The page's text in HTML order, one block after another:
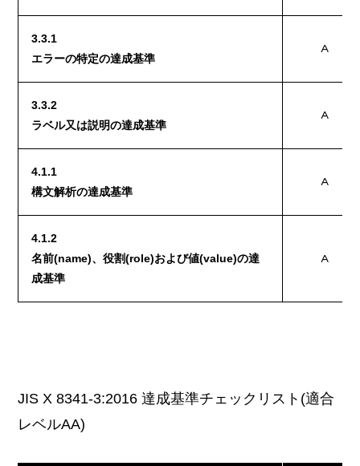
3.3.1
エラーの特定の達成基準
A
3.3.2
ラベル又は説明の達成基準
A
4.1.1
構文解析の達成基準
A
4.1.2
名前(name)、役割(role)および値(value)の達
成基準
A
JIS X 8341-3:2016 達成基準チェックリスト(適合
レベルAA)